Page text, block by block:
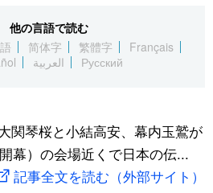
Русский
他の言語で読む
简体字 繁體字
Français
العربية Русский
関琴桜と小結高安、幕内玉鷲が
幕）の会場近くで日本の伝...
記事全文を読む（外部サイト）